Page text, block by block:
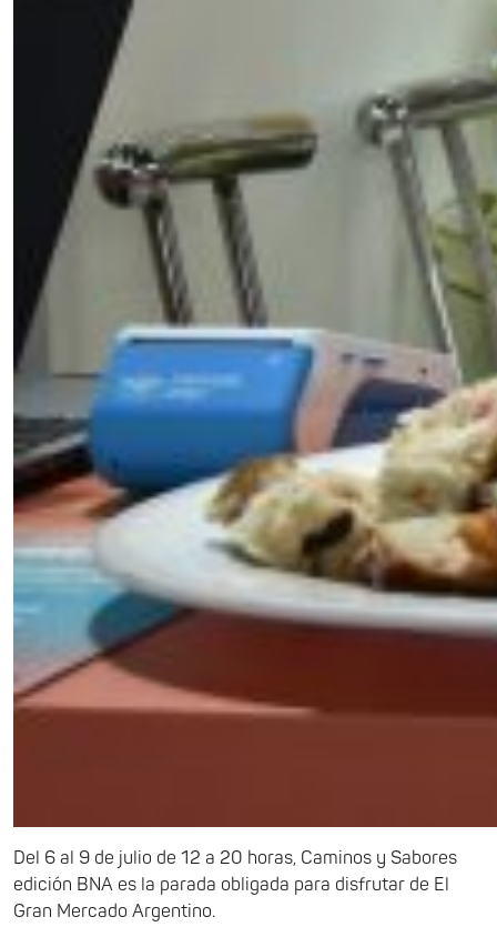
Del 6 al 9 de julio de 12 a 20 horas, Caminos y Sabores
edición BNA es la parada obligada para disfrutar de El
Gran Mercado Argentino.